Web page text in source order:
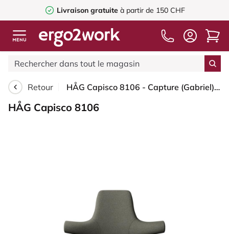
Livraison gratuiteà partir de 150 CHF
Retour HÅG Capisco 8106 - Capture (Gabriel) - Laine / Polyamide - CPT4401 - Warm grey - Blanc - 200 mm (hauteur d’assise 46–64 cm) - Roues dures pour sols souples
HÅG Capisco 8106